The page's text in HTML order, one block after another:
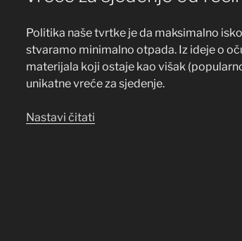
Politika naše tvrtke je da maksimalno
stvaramo minimalno otpada. Iz ideje o
materijala koji ostaje kao višak
unikatne vreće za sjedenje.
Nastavi čitati